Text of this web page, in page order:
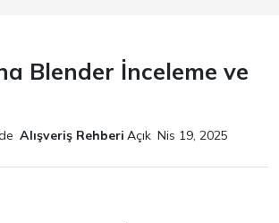
Blender İnceleme ve
Alışveriş Rehberi Açık Nis 19, 2025